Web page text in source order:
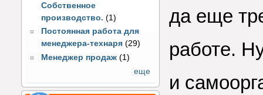
Собственное
производство. (1)
Постоянная работа для
менеджера-технаря (29)
Менеджер продаж (1)
еще
да еще
работе.
и